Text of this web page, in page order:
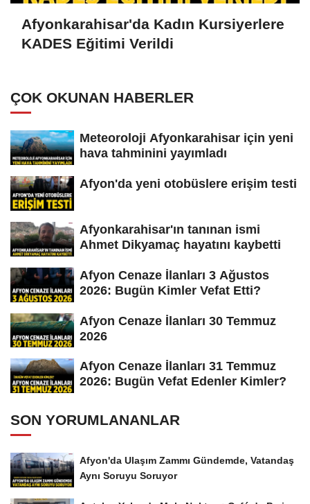
Afyonkarahisar'da Kadın Kursiyerlere
KADES Eğitimi Verildi
ÇOK OKUNAN HABERLER
Meteoroloji Afyonkarahisar için yeni
hava tahminini yayımladı
Afyon'da yeni otobüslere erişim testi
Afyonkarahisar'ın tanınan ismi
Ahmet Dikyamaç hayatını kaybetti
Afyon Cenaze İlanları 3 Ağustos
2026: Bugün Kimler Vefat Etti?
Afyon Cenaze İlanları 30 Temmuz
2026
Afyon Cenaze İlanları 31 Temmuz
2026: Bugün Vefat Edenler Kimler?
SON YORUMLANANLAR
Afyon'da Ulaşım Zammı Gündemde, Vatandaş
Aynı Soruyu Soruyor